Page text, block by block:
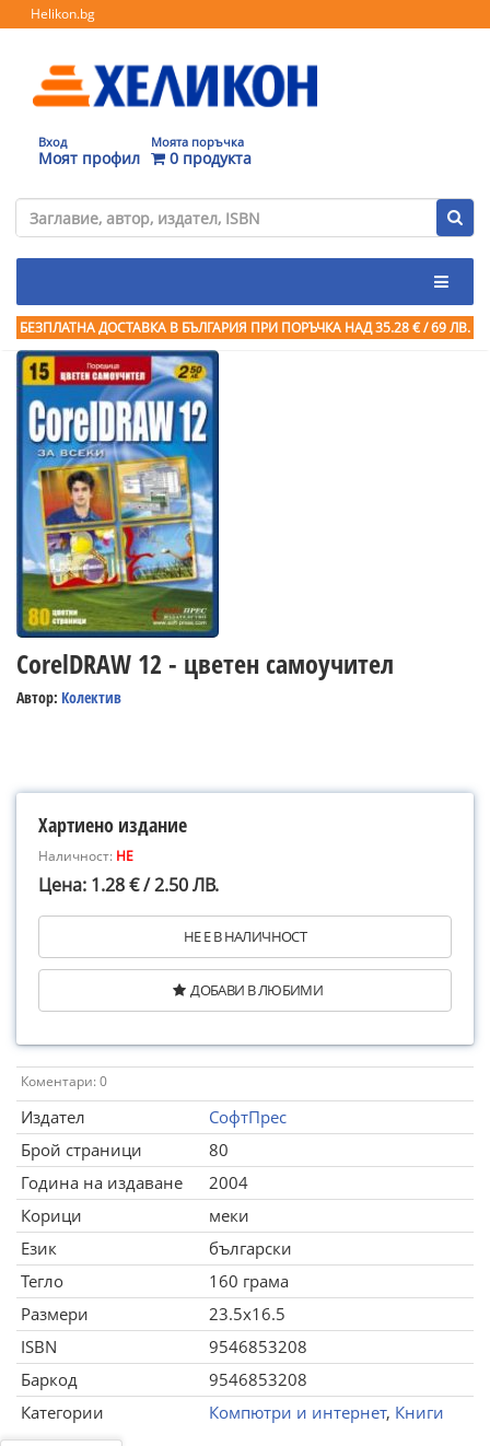
Helikon.bg
Вход
Моят профил
Моята поръчка
0 продукта
БЕЗПЛАТНА ДОСТАВКА В БЪЛГАРИЯ ПРИ ПОРЪЧКА НАД 35.28 € / 69 ЛВ.
CorelDRAW 12 - цветен самоучител
Автор: Колектив
Хартиено издание
Наличност: НЕ
Цена: 1.28 € / 2.50 ЛВ.
НЕ Е В НАЛИЧНОСТ
ДОБАВИ В ЛЮБИМИ
Коментари: 0
Издател
СофтПрес
Брой страници
80
Година на издаване
2004
Корици
меки
Език
български
Тегло
160 грама
Размери
23.5x16.5
ISBN
9546853208
Баркод
9546853208
Категории
Компютри и интернет, Книги